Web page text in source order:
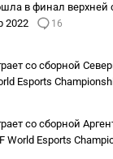
в финал верхней
2022
16
со сборной
Esports
со сборной
World Esports